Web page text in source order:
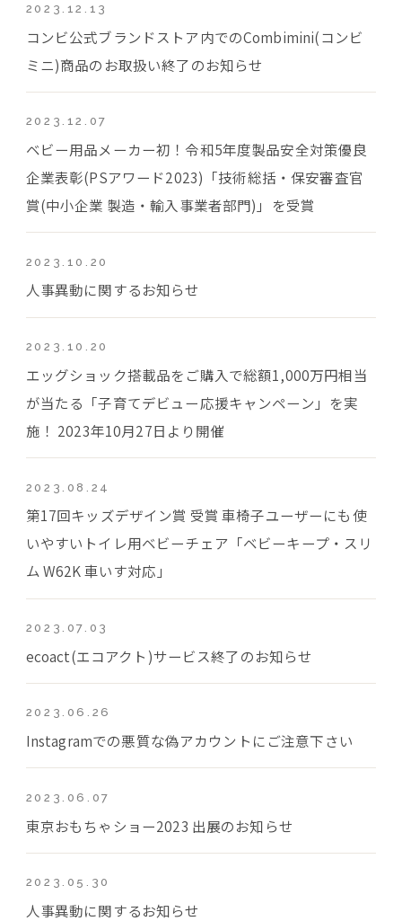
2023.12.13
コンビ公式ブランドストア内でのCombimini(コンビ
ミニ)商品のお取扱い終了のお知らせ
2023.12.07
ベビー用品メーカー初！令和5年度製品安全対策優良
企業表彰(PSアワード2023)「技術総括・保安審査官
賞(中小企業 製造・輸入事業者部門)」を受賞
2023.10.20
人事異動に関するお知らせ
2023.10.20
エッグショック搭載品をご購入で総額1,000万円相当
が当たる「子育てデビュー応援キャンペーン」を実
施！ 2023年10月27日より開催
2023.08.24
第17回キッズデザイン賞 受賞 車椅子ユーザーにも使
いやすいトイレ用ベビーチェア「ベビーキープ・スリ
ム W62K 車いす対応」
2023.07.03
ecoact(エコアクト)サービス終了のお知らせ
2023.06.26
Instagramでの悪質な偽アカウントにご注意下さい
2023.06.07
東京おもちゃショー2023 出展のお知らせ
2023.05.30
人事異動に関するお知らせ